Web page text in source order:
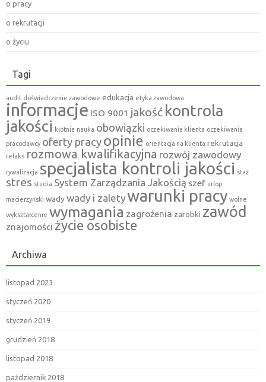
o pracy
o rekrutacji
o życiu
Tagi
audit doświadczenie zawodowe edukacja etyka zawodowa
informacje ISO 9001 jakość kontrola
jakości kłótnia nauka obowiązki oczekiwania klienta oczekiwania
pracodawcy oferty pracy opinie orientacja na klienta rekrutacja
relaks rozmowa kwalifikacyjna rozwój zawodowy
rywalizacja specjalista kontroli jakości staż
stres studia System Zarządzania Jakością szef urlop
macierzyński wadywady i zaletywarunki pracy wolne
wykształcenie wymagania zagrożenia zarobki zawód
znajomości życie osobiste
Archiwa
listopad 2023
styczeń 2020
styczeń 2019
grudzień 2018
listopad 2018
październik 2018